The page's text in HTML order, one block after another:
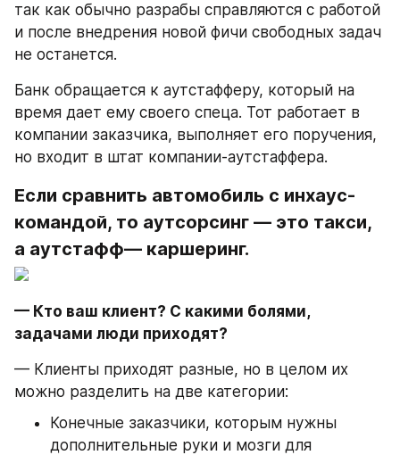
так как обычно разрабы справляются с работой
и после внедрения новой фичи свободных задач
не останется.
Банк обращается к аутстафферу, который на
время дает ему своего спеца. Тот работает в
компании заказчика, выполняет его поручения,
но входит в штат компании-аутстаффера.
Если сравнить автомобиль с инхаус-
командой, то аутсорсинг — это такси,
а аутстафф— каршеринг.
— Кто ваш клиент? С какими болями,
задачами люди приходят?
— Клиенты приходят разные, но в целом их
можно разделить на две категории:
Конечные заказчики, которым нужны
дополнительные руки и мозги для